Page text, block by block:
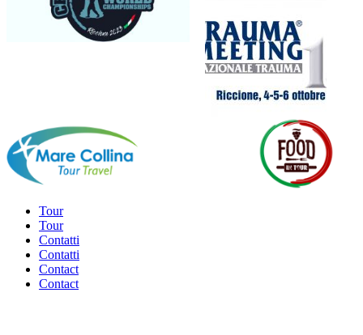
Tour
Tour
Contatti
Contatti
Contact
Contact